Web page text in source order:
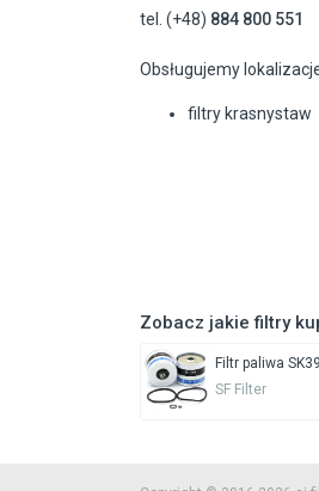
tel. (+48) 884 800 551
Obsługujemy
filtry krasnystaw
Zobacz jakie filtry
Filtr paliwa
SF Filter